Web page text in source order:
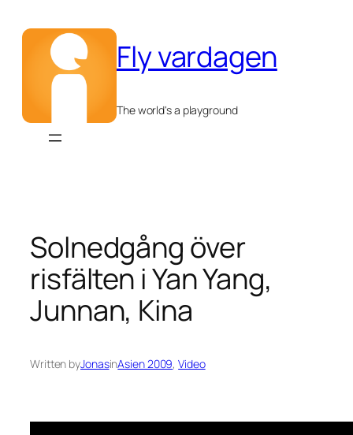
innehåll
Fly vardagen
The world's a playground
Solnedgång över
risfälten i Yan Yang,
Junnan, Kina
Written byJonasinAsien 2009, Video